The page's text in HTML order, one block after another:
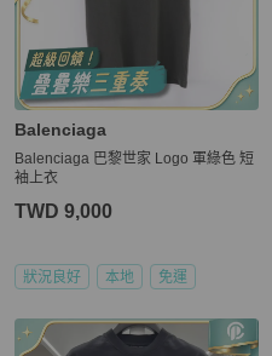
Balenciaga
Balenciaga 巴黎世家 Logo 軍綠色 短
袖上衣
TWD 9,000
狀況良好 本地 免運